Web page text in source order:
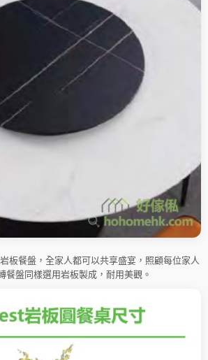
板餐盤，全家人都可以共享盛宴，照顧每位家人
餐盤同樣選用岩板製成，耐用美觀。